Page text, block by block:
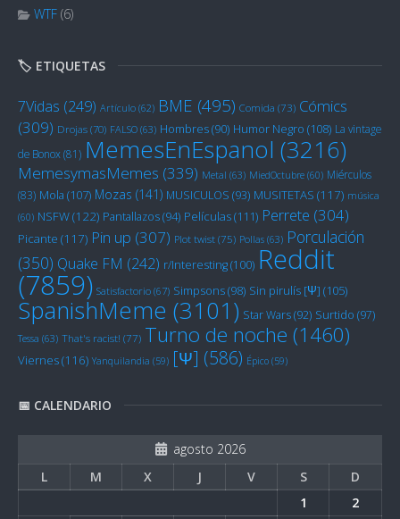
WTF (6)
🏷️ ETIQUETAS
7Vidas (249) Artículo (62) BME (495) Comida (73) Cómics
(309) Drojas (70) FALSO (63) Hombres(90) Humor Negro (108) La vintage
de Bonox(81) MemesEnEspanol (3216)
MemesymasMemes (339) Metal (63) MiedOctubre (60) Miérculos
(83) Mola (107) Mozas (141) MUSICULOS (93) MUSITETAS (117) música
(60) NSFW(122) Pantallazos(94) Películas(111) Perrete (304)
Picante (117) Pin up (307) Plot twist (75) Pollas (63) Porculación
(350) Quake FM (242) r/Interesting(100) Reddit
(7859) Satisfactorio (67) Simpsons(98) Sin pirulís [Ψ] (105)
SpanishMeme (3101) Star Wars(92) Surtido (97)
Tessa (63) That's racist! (77) Turno de noche (1460)
Viernes(116) Yanquilandia (59) [Ψ] (586) Épico (59)
📅 CALENDARIO
agosto 2026
L
M X J V S
D
1
2